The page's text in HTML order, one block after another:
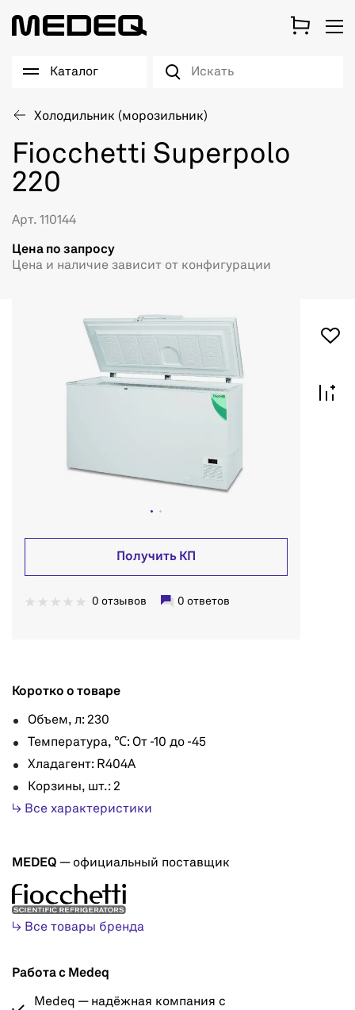
Каталог
Холодильник (морозильник)
Fiocchetti Superpolo
220
Арт. 110144
Цена по запросу
Цена и наличие зависит от конфигурации
Получить КП
0 отзывов 0 ответов
Коротко о товаре
Объем, л: 230
Температура, ℃: От -10 до -45
Хладагент: R404A
Корзины, шт.: 2
↳ Все характеристики
MEDEQ — официальный поставщик
↳ Все товары бренда
Работа с Medeq
Medeq — надёжная компания с